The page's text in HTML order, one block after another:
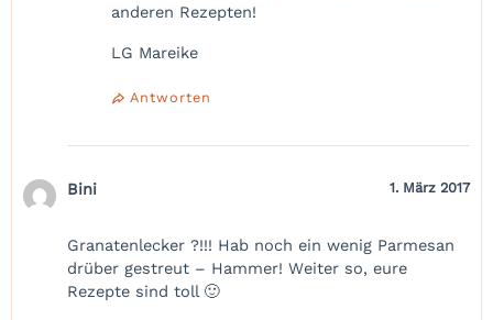
anderen Rezepten!
LG Mareike
Antworten
Bini 1. März 2017
Granatenlecker ?!!! Hab noch ein wenig Parmesan
drüber gestreut – Hammer! Weiter so, eure
Rezepte sind toll 🙂